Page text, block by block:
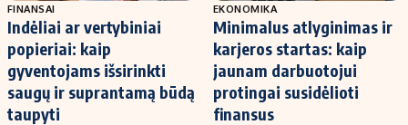
FINANSAI
Indėliai ar vertybiniai
popieriai: kaip
gyventojams išsirinkti
saugų ir suprantamą būdą
taupyti
EKONOMIKA
Minimalus atlyginimas ir
karjeros startas: kaip
jaunam darbuotojui
protingai susidėlioti
finansus